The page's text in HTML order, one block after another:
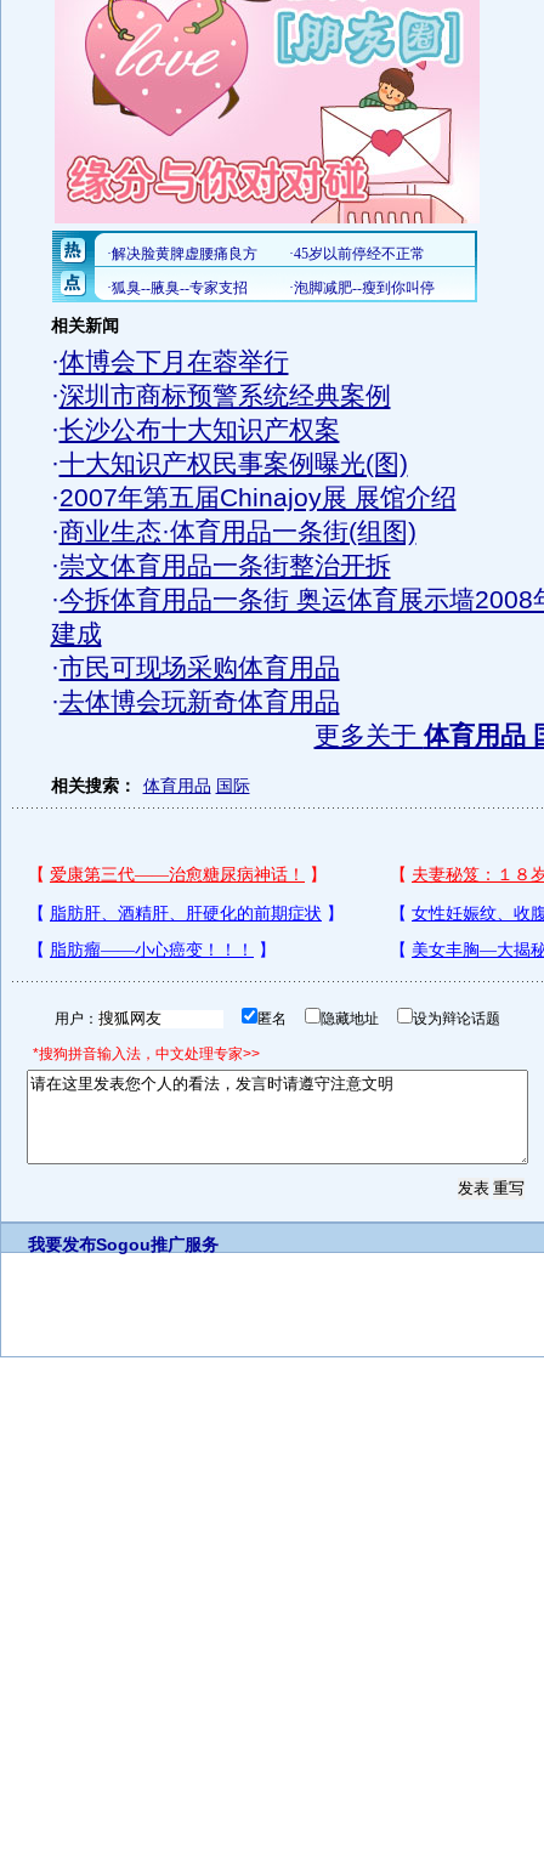
相关新闻
·体博会下月在蓉举行
·深圳市商标预警系统经典案例
·长沙公布十大知识产权案
·十大知识产权民事案例曝光(图)
·2007年第五届Chinajoy展 展馆介绍
·商业生态·体育用品一条街(组图)
·崇文体育用品一条街整治开拆
·今拆体育用品一条街 奥运体育展示墙2008
建成
·市民可现场采购体育用品
·去体博会玩新奇体育用品
更多关于体育用品
相关搜索： 体育用品 国际
用户： 匿名 隐藏地址 设为辩论话题
*搜狗拼音输入法，中文处理专家>>
我要发布Sogou推广服务